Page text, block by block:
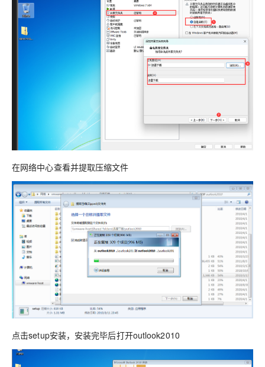
在网络中心查看并提取压缩文件
点击setup安装，安装完毕后打开outlook2010